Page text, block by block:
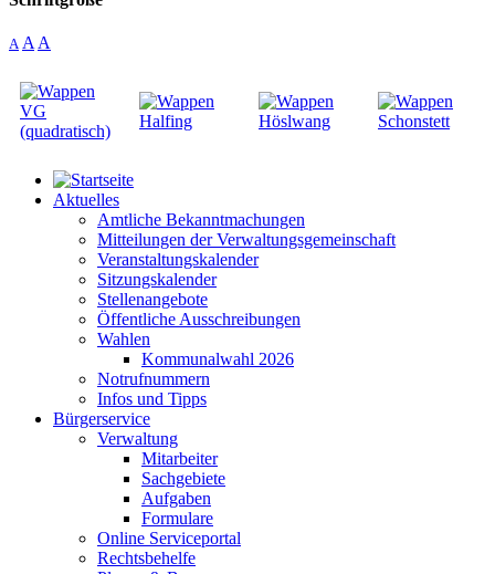
A A A
Aktuelles
Amtliche Bekanntmachungen
Mitteilungen der Verwaltungsgemeinschaft
Veranstaltungskalender
Sitzungskalender
Stellenangebote
Öffentliche Ausschreibungen
Wahlen
Kommunalwahl 2026
Notrufnummern
Infos und Tipps
Bürgerservice
Verwaltung
Mitarbeiter
Sachgebiete
Aufgaben
Formulare
Online Serviceportal
Rechtsbehelfe